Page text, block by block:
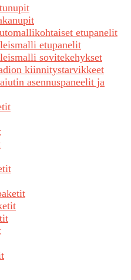
etupanelit
etupanelit
sovitekehykset
kiinnitystarvikkeet
asennuspaneelit ja